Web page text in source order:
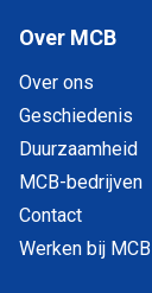
Over MCB
Over ons
Geschiedenis
Duurzaamheid
MCB-bedrijven
Contact
Werken bij MCB